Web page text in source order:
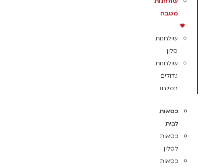
מטבח
שולחנות
סלון
שולחנות
גדולים
במיוחד
כסאות
לבית
כסאות
לסלון
כסאות